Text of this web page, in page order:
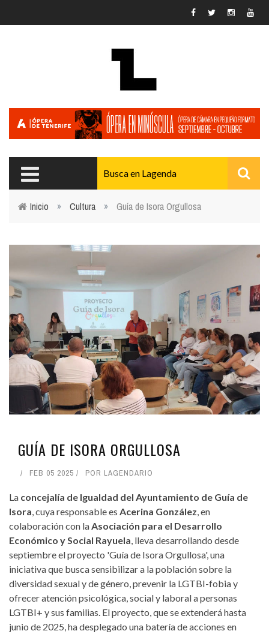
Inicio » Cultura » Guía de Isora Orgullosa
GUÍA DE ISORA ORGULLOSA
FEB 05 2025 POR LAGENDARIO
La concejalía de Igualdad del Ayuntamiento de Guía de
Isora, cuya responsable es Acerina González, en
colaboración con laAsociación para el Desarrollo
Económico y Social Rayuela, lleva desarrollando desde
septiembre el proyecto 'Guía de Isora Orgullosa', una
iniciativa que busca sensibilizar a la población sobre la
diversidad sexual y de género, prevenir la LGTBI-fobia y
ofrecer atención psicológica, social y laboral a personas
LGTBI+ y sus familias. El proyecto, que se extenderá hasta
junio de 2025, ha desplegado una batería de acciones en